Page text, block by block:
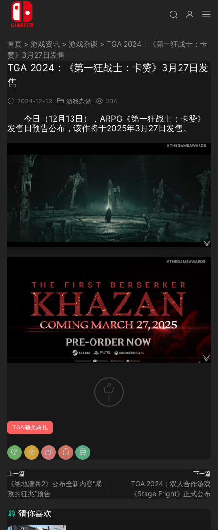
首页 > 游戏资讯 > 游戏杂谈 > TGA 2024：《第一狂战士：卡
赞》3月27日发售
TGA 2024：《第一狂战士：卡赞》3月27日发
售
2024-12-13 游戏杂谈 204
今日（12月13日），ARPG《第一狂战士：卡赞》
发售日预告公布，该作将于2025年3月27日发售。
0
TGA颁奖典礼
上一篇
《绝地潜兵2》公布全新内容“暴
政的征兆”预告
下一篇
TGA 2024：双人合作游戏
《Stage Fright》正式公布
猜你喜欢